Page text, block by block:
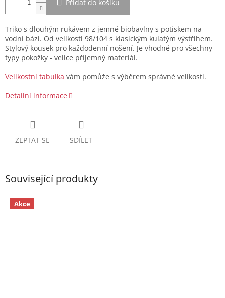
Přidat do košíku
Triko s dlouhým rukávem z jemné biobavlny s potiskem na
vodní bázi. Od velikosti 98/104 s klasickým kulatým výstřihem.
Stylový kousek pro každodenní nošení. Je vhodné pro všechny
typy pokožky - velice příjemný materiál.
Velikostní tabulka vám pomůže s výběrem správné velikosti.
Detailní informace
ZEPTAT SE SDÍLET
Související produkty
Akce